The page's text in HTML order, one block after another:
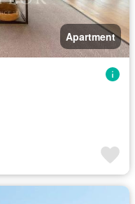
Apartment